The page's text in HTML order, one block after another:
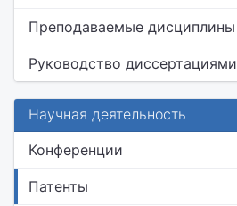
Преподаваемые дисциплины
Руководство диссертациями
Научная деятельность
Конференции
Патенты